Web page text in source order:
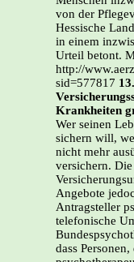
von der
Hessische
in einem
Urteil betont.
http://
sid=577817
Krankheiten
Wer seinen
sichern will,
nicht mehr
versichern.
Angebote
Antragsteller
telefonische
dass